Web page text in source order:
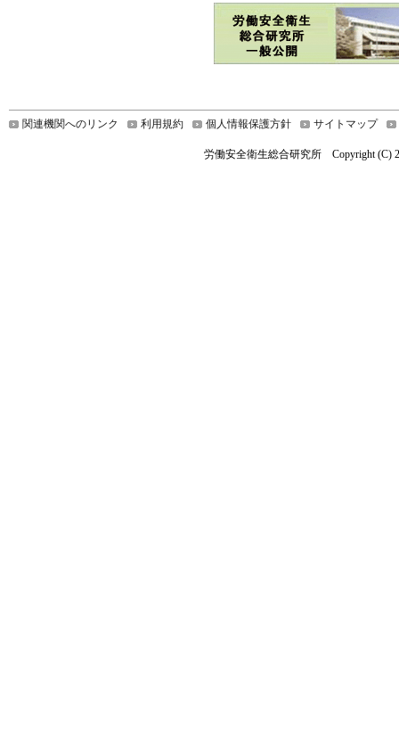
関連機関へのリンク 利用規約 個人情報保護方針 サイトマップ
労働安全衛生総合研究所 Copyright (C)